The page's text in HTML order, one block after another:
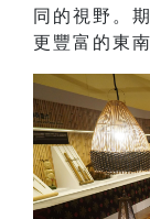
同的視野。
更豐富的東